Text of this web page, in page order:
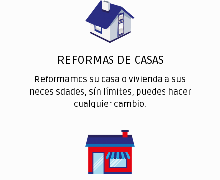
REFORMAS DE CASAS
Reformamos su casa o vivienda a sus
necesisdades, sín límites, puedes hacer
cualquier cambio.